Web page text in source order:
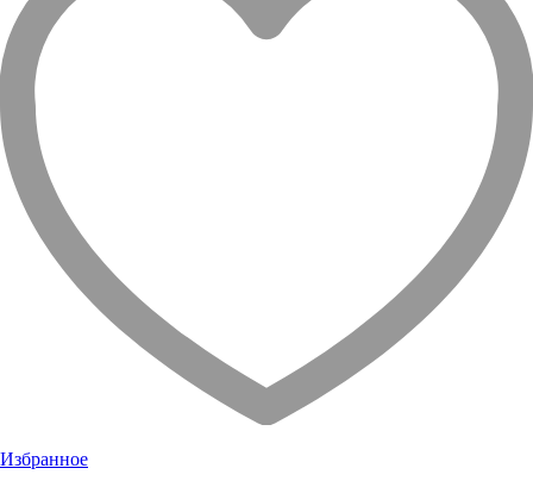
Избранное